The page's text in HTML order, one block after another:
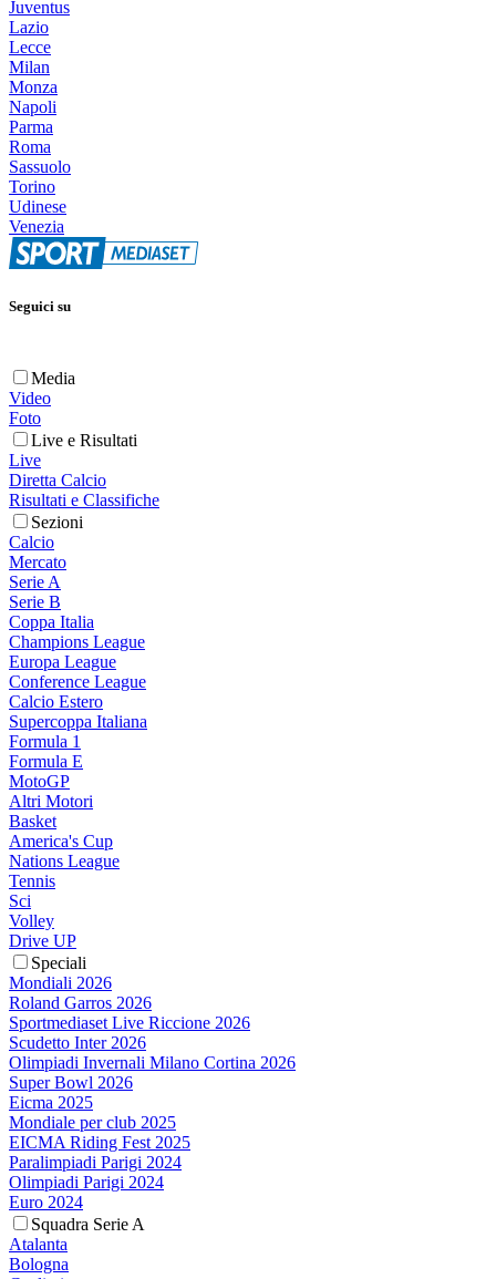
Juventus
Lazio
Lecce
Milan
Monza
Napoli
Parma
Roma
Sassuolo
Torino
Udinese
Venezia
Seguici su
Media
Video
Foto
Live e Risultati
Live
Diretta Calcio
Risultati e Classifiche
Sezioni
Calcio
Mercato
Serie A
Serie B
Coppa Italia
Champions League
Europa League
Conference League
Calcio Estero
Supercoppa Italiana
Formula 1
Formula E
MotoGP
Altri Motori
Basket
America's Cup
Nations League
Tennis
Sci
Volley
Drive UP
Speciali
Mondiali 2026
Roland Garros 2026
Sportmediaset Live Riccione 2026
Scudetto Inter 2026
Olimpiadi Invernali Milano Cortina 2026
Super Bowl 2026
Eicma 2025
Mondiale per club 2025
EICMA Riding Fest 2025
Paralimpiadi Parigi 2024
Olimpiadi Parigi 2024
Euro 2024
Squadra Serie A
Atalanta
Bologna